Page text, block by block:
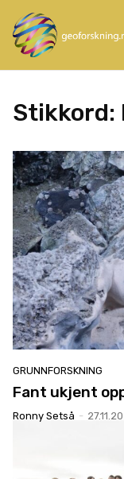
Stikkord:
GRUNNFORSKNING
Fant ukjent
Ronny Setså -